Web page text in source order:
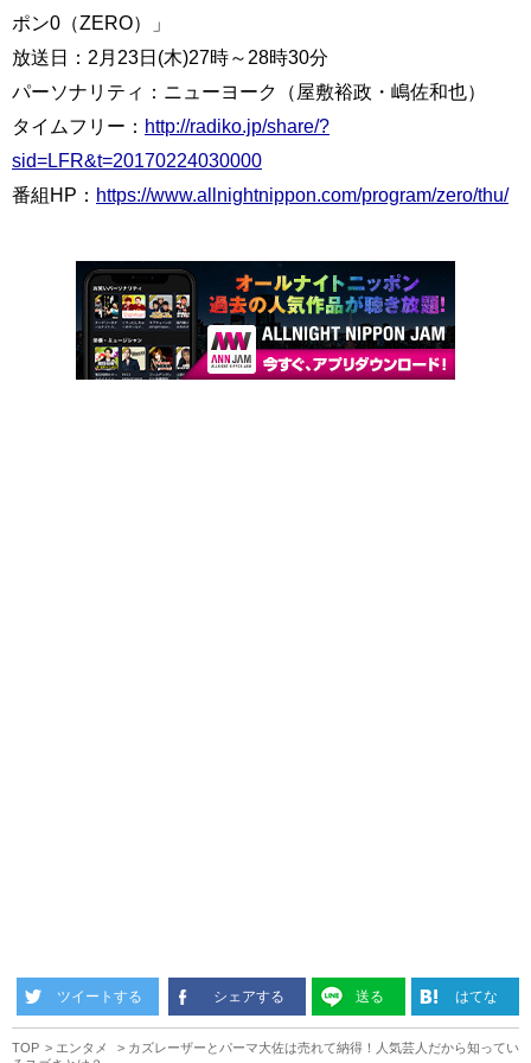
ポン0（ZERO）」
放送日：2月23日(木)27時～28時30分
パーソナリティ：ニューヨーク（屋敷裕政・嶋佐和也）
タイムフリー： http://radiko.jp/share/?
sid=LFR&t=20170224030000
番組HP： https://www.allnightnippon.com/program/zero/thu/
ツイートする シェアする 送る はてな
TOP エンタメ
カズレーザーとパーマ大佐は売れて納得！人気芸人だから知ってい